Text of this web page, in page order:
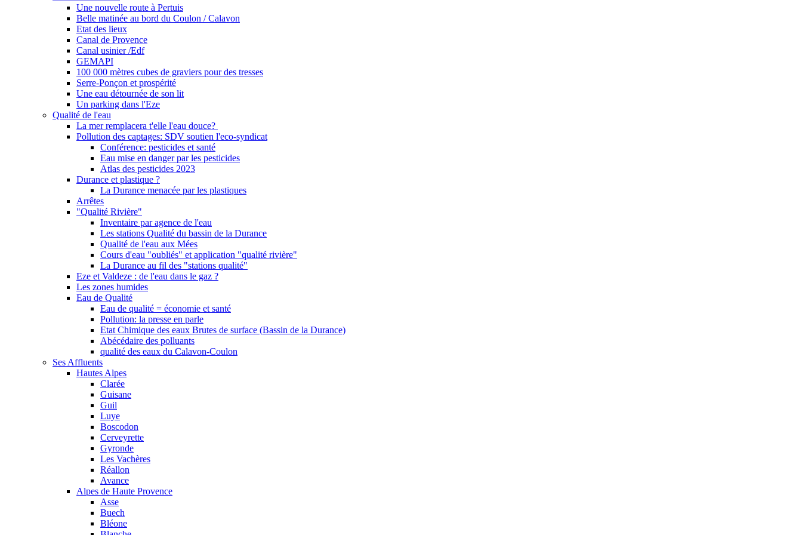
Une nouvelle route à Pertuis
Belle matinée au bord du Coulon / Calavon
Etat des lieux
Canal de Provence
Canal usinier /Edf
GEMAPI
100 000 mètres cubes de graviers pour des tresses
Serre-Ponçon et prospérité
Une eau détournée de son lit
Un parking dans l'Eze
Qualité de l'eau
La mer remplacera t'elle l'eau douce?
Pollution des captages: SDV soutien l'eco-syndicat
Conférence: pesticides et santé
Eau mise en danger par les pesticides
Atlas des pesticides 2023
Durance et plastique ?
La Durance menacée par les plastiques
Arrêtes
"Qualité Rivière"
Inventaire par agence de l'eau
Les stations Qualité du bassin de la Durance
Qualité de l'eau aux Mées
Cours d'eau "oubliés" et application "qualité rivière"
La Durance au fil des "stations qualité"
Eze et Valdeze : de l'eau dans le gaz ?
Les zones humides
Eau de Qualité
Eau de qualité = économie et santé
Pollution: la presse en parle
Etat Chimique des eaux Brutes de surface (Bassin de la Durance)
Abécédaire des polluants
qualité des eaux du Calavon-Coulon
Ses Affluents
Hautes Alpes
Clarée
Guisane
Guil
Luye
Boscodon
Cerveyrette
Gyronde
Les Vachères
Réallon
Avance
Alpes de Haute Provence
Asse
Buech
Bléone